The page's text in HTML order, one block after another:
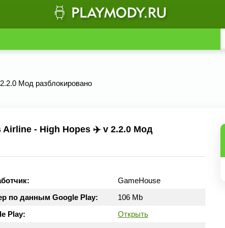
Мод разблокировано
- High Hopes ✈️ v 2.2.0 Мод
GameHouse
по данным Google Play:
106 Mb
Play:
Открыть